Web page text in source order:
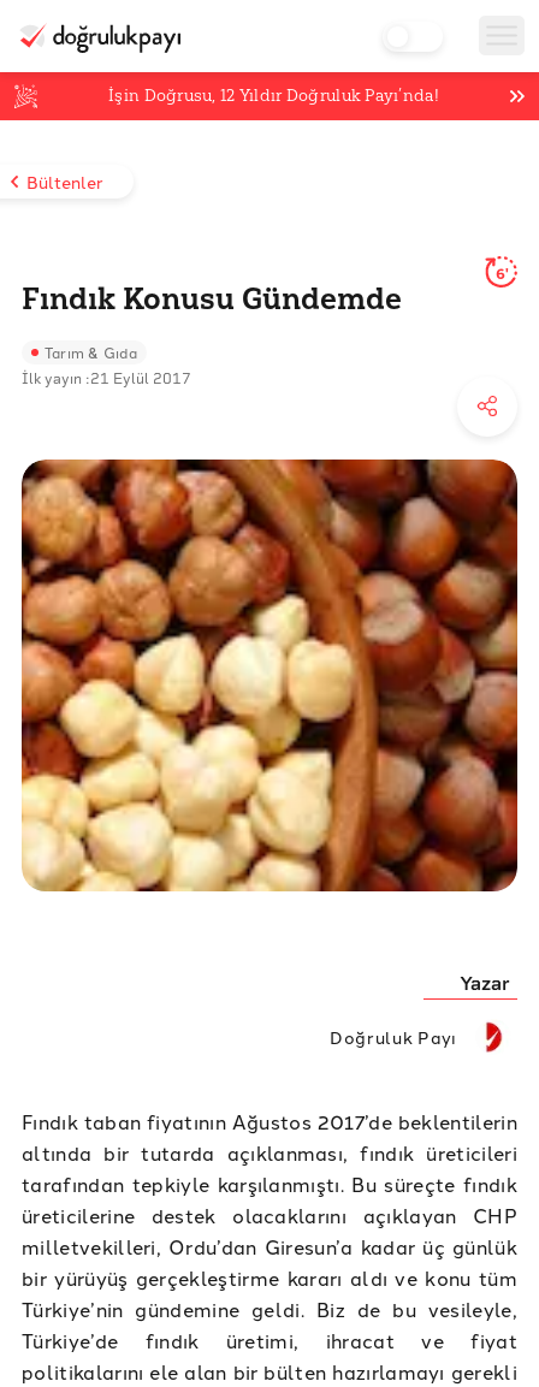
İşin Doğrusu,12 Yıldır Doğruluk Payı’nda!
Bültenler
Fındık Konusu Gündemde
6'
Tarım & Gıda
İlk yayın :21 Eylül 2017
Yazar
Doğruluk Payı
Fındık taban fiyatının Ağustos 2017’de beklentilerin
altında bir tutarda açıklanması, fındık üreticileri
tarafından tepkiyle karşılanmıştı. Bu süreçte fındık
üreticilerine destek olacaklarını açıklayan CHP
milletvekilleri, Ordu’dan Giresun’a kadar üç günlük
bir yürüyüş gerçekleştirme kararı aldı ve konu tüm
Türkiye’nin gündemine geldi. Biz de bu vesileyle,
Türkiye’de fındık üretimi, ihracat ve fiyat
politikalarını ele alan bir bülten hazırlamayı gerekli